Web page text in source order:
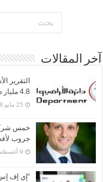
آخر المقالات
التقرير
4.8 مليار درهم
25 مايو,2018
خمس
جروب لأفضل 100 شركة تنافسية
9 أغسطس,2016
“إي إف